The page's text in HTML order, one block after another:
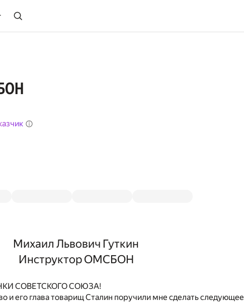
Михаил Львович Гуткин
Инструктор ОМСБОН
СОВЕТСКОГО СОЮЗА!
и его глава товарищ Сталин поручили мне сделать следующее